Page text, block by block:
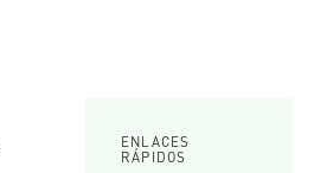
ENLACES
RÁPIDOS